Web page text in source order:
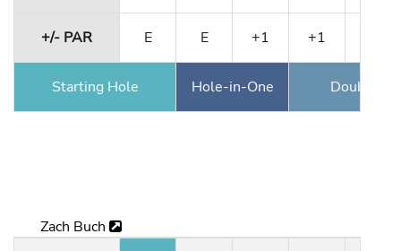
+/- PAR E E +1 +1
Starting Hole Hole-in-One Double
Zach Buch